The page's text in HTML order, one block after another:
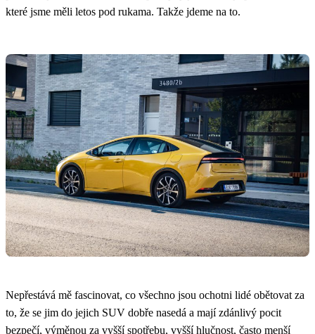
které jsme měli letos pod rukama. Takže jdeme na to.
Nepřestává mě fascinovat, co všechno jsou ochotni lidé obětovat za
to, že se jim do jejich SUV dobře nasedá a mají zdánlivý pocit
bezpečí, výměnou za vyšší spotřebu, vyšší hlučnost, často menší